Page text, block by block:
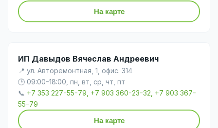
На карте
ИП Давыдов Вячеслав Андреевич
📍 ул. Авторемонтная, 1, офис. 314
🕒 09:00-18:00, пн, вт, ср, чт, пт
📞 +7 353 227-55-79, +7 903 360-23-32, +7 903 367-
55-79
На карте